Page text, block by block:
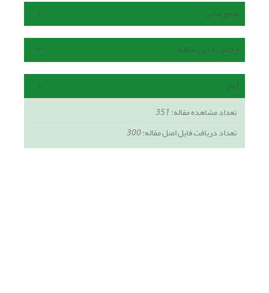
هم رسانی
ارجاع به این مقاله
آمار
تعداد مشاهده مقاله:351
تعداد دریافت فایل اصل مقاله:300